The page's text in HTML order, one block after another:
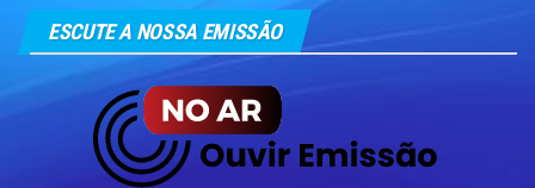
ESCUTE A NOSSA EMISSÃO